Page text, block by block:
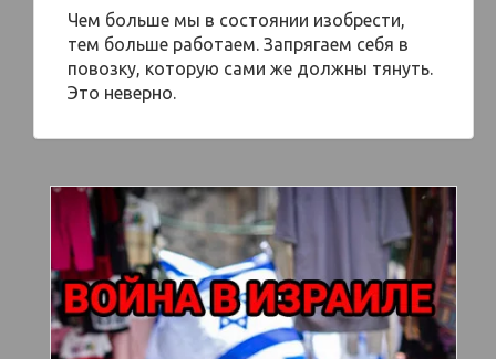
Чем больше мы в состоянии изобрести,
тем больше работаем. Запрягаем себя в
повозку, которую сами же должны тянуть.
Это неверно.